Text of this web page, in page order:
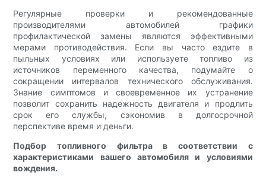
Регулярные проверки и рекомендованные
производителями автомобилей графики
профилактической замены являются эффективными
мерами противодействия. Если вы часто ездите в
пыльных условиях или используете топливо из
источников переменного качества, подумайте о
сокращении интервалов технического обслуживания.
Знание симптомов и своевременное их устранение
позволит сохранить надежность двигателя и продлить
срок его службы, сэкономив в долгосрочной
перспективе время и деньги.
Подбор топливного фильтра в соответствии с
характеристиками вашего автомобиля и условиями
вождения.